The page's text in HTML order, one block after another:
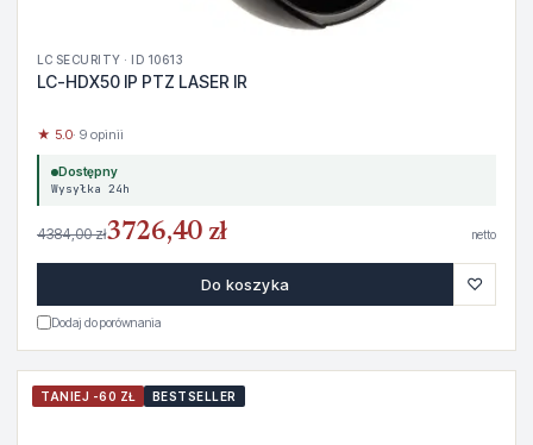
LC SECURITY · ID 10613
LC-HDX50 IP PTZ LASER IR
★ 5.0· 9 opinii
Dostępny
Wysyłka 24h
4384,00 zł3726,40 zł netto
Do koszyka ♡
Dodaj do porównania
TANIEJ -60 ZŁ BESTSELLER